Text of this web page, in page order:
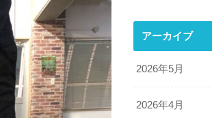
アーカイブ
2026年5月
2026年4月